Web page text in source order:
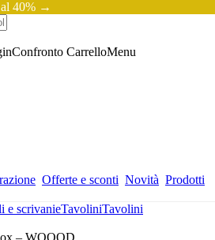
40% →
Confronto CarrelloMenu
Offerte e sconti Novità Prodotti
e scrivanieTavoliniTavolini